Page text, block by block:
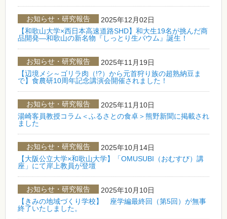
お知らせ・研究報告
2025年12月02日
【和歌山大学×西日本高速道路SHD】和大生19名が挑んだ商
品開発―和歌山の新名物『しっとり生バウム』誕生！
お知らせ・研究報告
2025年11月19日
【辺境メシ～ゴリラ肉（!?）から元首狩り族の超熟納豆ま
で】食農研10周年記念講演会開催されました！
お知らせ・研究報告
2025年11月10日
湯崎客員教授コラム＜ふるさとの食卓＞熊野新聞に掲載され
ました
お知らせ・研究報告
2025年10月14日
【大阪公立大学×和歌山大学】「OMUSUBI（おむすび）講
座」にて岸上教員が登壇
お知らせ・研究報告
2025年10月10日
【きみの地域づくり学校】 座学編最終回（第5回）が無事
終了いたしました。